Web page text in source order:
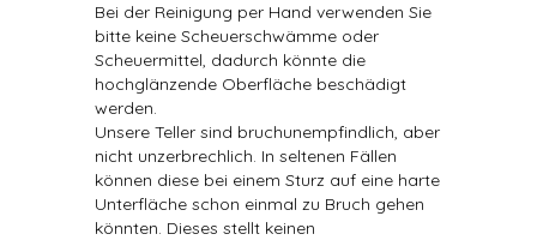
Bei der Reinigung per Hand verwenden Sie
bitte keine Scheuerschwämme oder
Scheuermittel, dadurch könnte die
hochglänzende Oberfläche beschädigt
werden.
Unsere Teller sind bruchunempfindlich, aber
nicht unzerbrechlich. In seltenen Fällen
können diese bei einem Sturz auf eine harte
Unterfläche schon einmal zu Bruch gehen
könnten. Dieses stellt keinen